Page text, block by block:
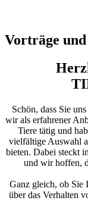
Vorträge
Schön, dass Sie
wir als erfahrener
Tiere tätig und
vielfältige Auswahl
bieten. Dabei steckt
und wir hoffen,
Ganz gleich, ob Sie
über das Verhalten